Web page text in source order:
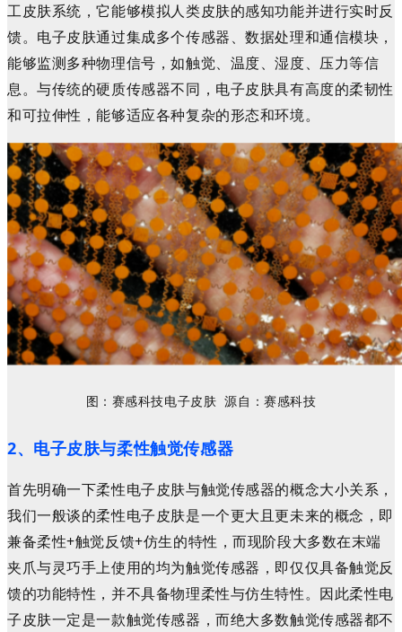
工皮肤系统，它能够模拟人类皮肤的感知功能并进行实时反
馈。电子皮肤通过集成多个传感器、数据处理和通信模块，
能够监测多种物理信号，如触觉、温度、湿度、压力等信
息。与传统的硬质传感器不同，电子皮肤具有高度的柔韧性
和可拉伸性，能够适应各种复杂的形态和环境。
图： 赛感科技电子皮肤 源自：赛感科技
2、电子皮肤与柔性触觉传感器
首先明确一下柔性电子皮肤与触觉传感器的概念大小关系，
我们一般谈的柔性电子皮肤是一个更大且更未来的概念，即
兼备柔性+触觉反馈+仿生的特性，而现阶段大多数在末端
夹爪与灵巧手上使用的均为触觉传感器，即仅仅具备触觉反
馈的功能特性，并不具备物理柔性与仿生特性。 因此柔性电
子皮肤一定是一款触觉传感器，而绝大多数触觉传感器都不